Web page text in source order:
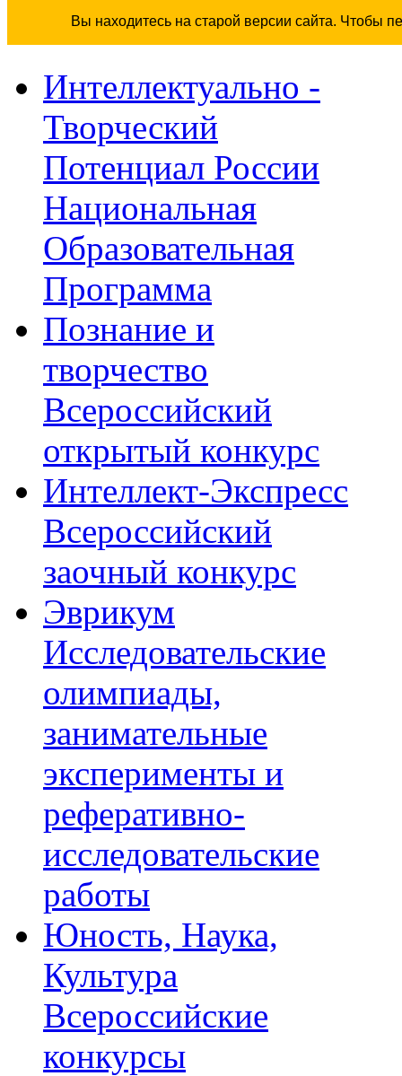
Вы находитесь на старой версии сайта. Чтобы
Интеллектуально -
Творческий
Потенциал России
Национальная
Образовательная
Программа
Познание и
творчество
Всероссийский
открытый конкурс
Интеллект-Экспресс
Всероссийский
заочный конкурс
Эврикум
Исследовательские
олимпиады,
занимательные
эксперименты и
реферативно-
исследовательские
работы
Юность, Наука,
Культура
Всероссийские
конкурсы